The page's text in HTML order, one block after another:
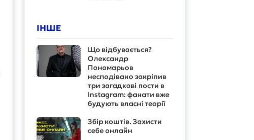
ІНШЕ
Що відбувається?
Олександр
Пономарьов
несподівано закріпив
три загадкові пости в
Instagram: фанати вже
будують власні теорії
Збір коштів. Захисти
себе онлайн